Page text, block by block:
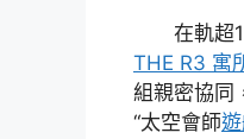
在軌超
THE R3 寓
組親密協同
“太空會師